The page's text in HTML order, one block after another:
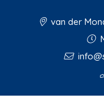
van der